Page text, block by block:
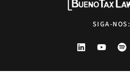
SIGA-NOS: